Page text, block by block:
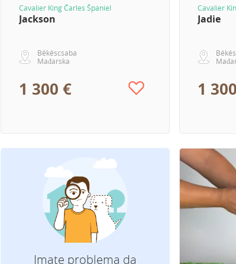
Cavalier King Čarles Španiel
Jackson
Békéscsaba
Mađarska
1 300 €
Cavalier
Jadie
1
Imate problema da